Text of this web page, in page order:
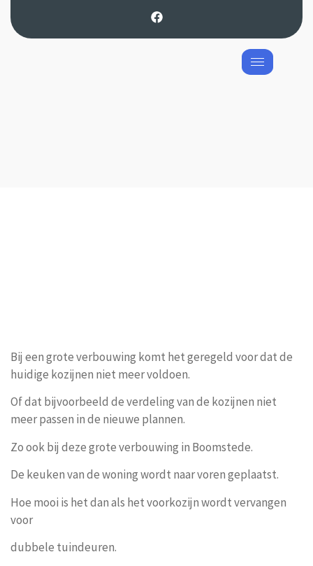
Bij een grote verbouwing komt het geregeld voor dat de
huidige kozijnen niet meer voldoen.
Of dat bijvoorbeeld de verdeling van de kozijnen niet
meer passen in de nieuwe plannen.
Zo ook bij deze grote verbouwing in Boomstede.
De keuken van de woning wordt naar voren geplaatst.
Hoe mooi is het dan als het voorkozijn wordt vervangen
voor
dubbele tuindeuren.